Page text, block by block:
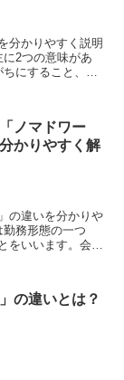
分かりやすく説明
2つの意味があ
にすること、ま
ノマドワー
かりやすく解
の違いを分かりや
務形態の一つ
をいいます。会社
の違いとは？